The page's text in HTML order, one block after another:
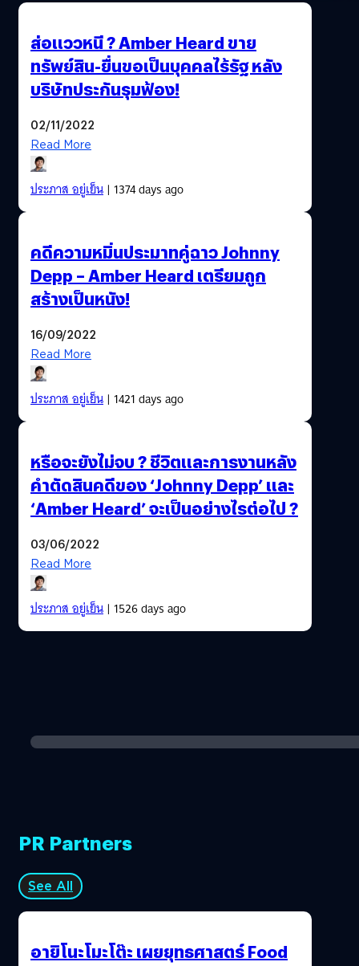
ส่อแววหนี ? Amber Heard ขาย
ทรัพย์สิน-ยื่นขอเป็นบุคคลไร้รัฐ หลัง
บริษัทประกันรุมฟ้อง!
02/11/2022
Read More
ประภาส อยู่เย็น| 1374 days ago
คดีความหมิ่นประมาทคู่ฉาว Johnny
Depp – Amber Heard เตรียมถูก
สร้างเป็นหนัง!
16/09/2022
Read More
ประภาส อยู่เย็น| 1421 days ago
หรือจะยังไม่จบ ? ชีวิตและการงานหลัง
คำตัดสินคดีของ ‘Johnny Depp’ และ
‘Amber Heard’ จะเป็นอย่างไรต่อไป ?
03/06/2022
Read More
ประภาส อยู่เย็น| 1526 days ago
PR Partners
See All
อายิโนะโมะโต๊ะ เผยยุทธศาสตร์ Food